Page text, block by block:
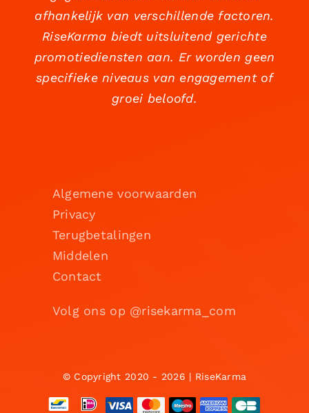
afhankelijk van verschillende factoren.
RiseKarma biedt uitsluitend gerichte
promotiediensten aan. Er worden geen
specifieke niveaus van engagement of
groei beloofd.
Algemene voorwaarden
Privacy
Terugbetalingen
Middelen
Contact
Volg ons op @risekarma_com
© Copyright 2020 - 2026 | RiseKarma